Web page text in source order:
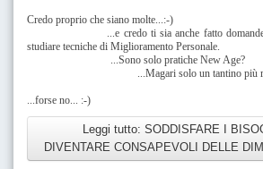
Credo proprio che siano molte...:-)
...e credo ti sia anche fatto domande
studiare tecniche di Miglioramento Personale.
...Sono solo pratiche New Age?
...Magari solo un tantino più
...forse no... :-)
Leggi tutto: SODDISFARE I
DIVENTARE CONSAPEVOLI DELLE